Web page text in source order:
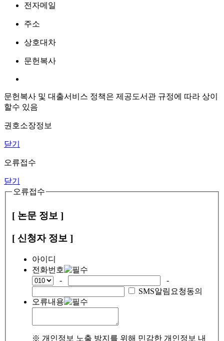
전자메일
주소
상호대차
문헌복사
문헌복사 및 대출서비스 정책은 제공도서관 규정에 따라 상이
할수 있음
권호소장정보
닫기
오류접수
닫기
오류접수
[ 논문 정보 ]
[ 신청자 정보 ]
아이디
전화번호
-
-
SMS알림요청동의
오류내용
※ 개인정보 노출 방지를 위해 민감한 개인정보 내